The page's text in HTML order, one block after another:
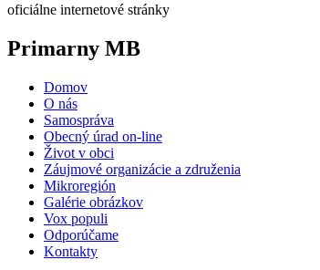
oficiálne internetové stránky
Primarny MB
Domov
O nás
Samospráva
Obecný úrad on-line
Život v obci
Záujmové organizácie a združenia
Mikroregión
Galérie obrázkov
Vox populi
Odporúčame
Kontakty